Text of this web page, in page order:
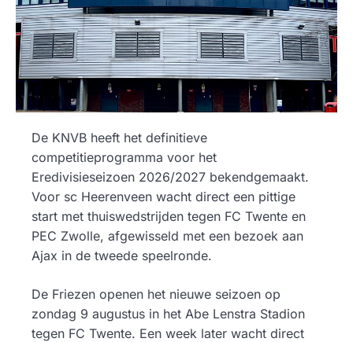
De KNVB heeft het definitieve
competitieprogramma voor het
Eredivisieseizoen 2026/2027 bekendgemaakt.
Voor sc Heerenveen wacht direct een pittige
start met thuiswedstrijden tegen FC Twente en
PEC Zwolle, afgewisseld met een bezoek aan
Ajax in de tweede speelronde.
De Friezen openen het nieuwe seizoen op
zondag 9 augustus in het Abe Lenstra Stadion
tegen FC Twente. Een week later wacht direct